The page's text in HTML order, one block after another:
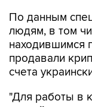
По данным
людям, в том
находившимся
продавали
счета
"Для работы в